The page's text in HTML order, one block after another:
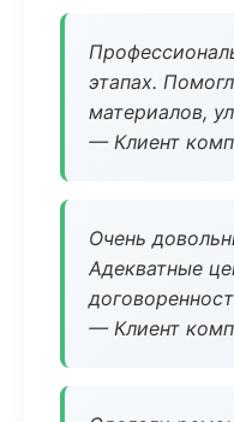
этапах.
материалов,
— Клиент
Очень
Адекватные
— Клиент